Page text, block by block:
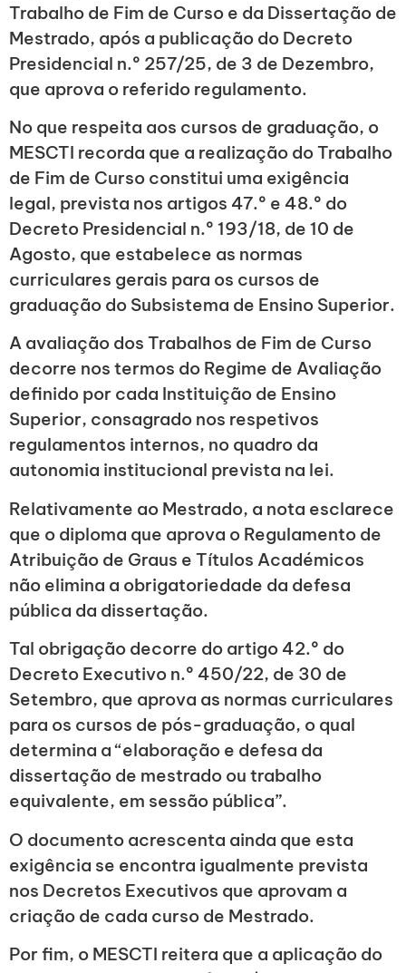
Trabalho de Fim de Curso e da Dissertação de
Mestrado, após a publicação do Decreto
Presidencial n.º 257/25, de 3 de Dezembro,
que aprova o referido regulamento.
No que respeita aos cursos de graduação, o
MESCTI recorda que a realização do Trabalho
de Fim de Curso constitui uma exigência
legal, prevista nos artigos 47.º e 48.º do
Decreto Presidencial n.º 193/18, de 10 de
Agosto, que estabelece as normas
curriculares gerais para os cursos de
graduação do Subsistema de Ensino Superior.
A avaliação dos Trabalhos de Fim de Curso
decorre nos termos do Regime de Avaliação
definido por cada Instituição de Ensino
Superior, consagrado nos respetivos
regulamentos internos, no quadro da
autonomia institucional prevista na lei.
Relativamente ao Mestrado, a nota esclarece
que o diploma que aprova o Regulamento de
Atribuição de Graus e Títulos Académicos
não elimina a obrigatoriedade da defesa
pública da dissertação.
Tal obrigação decorre do artigo 42.º do
Decreto Executivo n.º 450/22, de 30 de
Setembro, que aprova as normas curriculares
para os cursos de pós-graduação, o qual
determina a “elaboração e defesa da
dissertação de mestrado ou trabalho
equivalente, em sessão pública”.
O documento acrescenta ainda que esta
exigência se encontra igualmente prevista
nos Decretos Executivos que aprovam a
criação de cada curso de Mestrado.
Por fim, o MESCTI reitera que a aplicação do